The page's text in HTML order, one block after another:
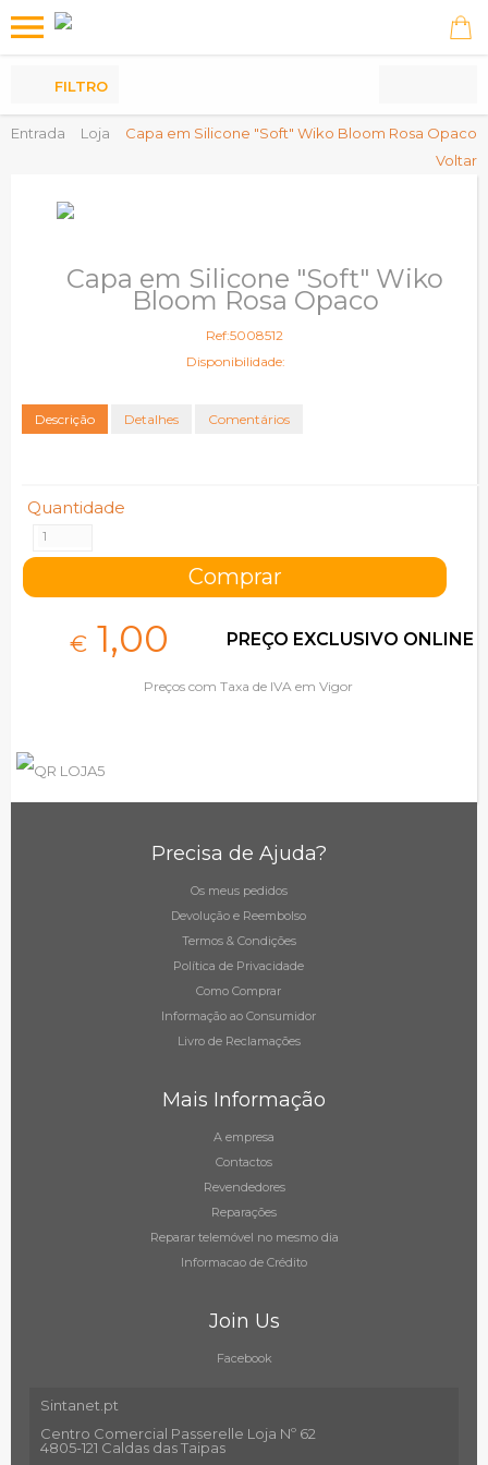
Produtos
Entrada Loja
Capa em Silicone "Soft" Wiko Bloom Rosa Opaco
Voltar
FILTRO
Capa em Silicone "Soft" Wiko
Bloom Rosa Opaco
Ref:5008512
Disponibilidade:
Descrição Detalhes Comentários
Quantidade
€ 1,00 PREÇO EXCLUSIVO ONLINE
Preços com Taxa de IVA em Vigor
Precisa de Ajuda?
Os meus pedidos
Devolução e Reembolso
Termos & Condições
Política de Privacidade
Como Comprar
Informação ao Consumidor
Livro de Reclamações
Mais Informação
A empresa
Contactos
Revendedores
Reparações
Reparar telemóvel no mesmo dia
Informacao de Crédito
Join Us
Facebook
Sintanet.pt
Centro Comercial Passerelle Loja Nº 62
4805-121 Caldas das Taipas